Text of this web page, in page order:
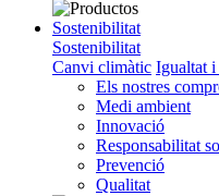
Sostenibilitat
Sostenibilitat
Canvi climàtic Igualtat
Els nostres
Medi ambient
Innovació
Responsabilitat
Prevenció
Qualitat